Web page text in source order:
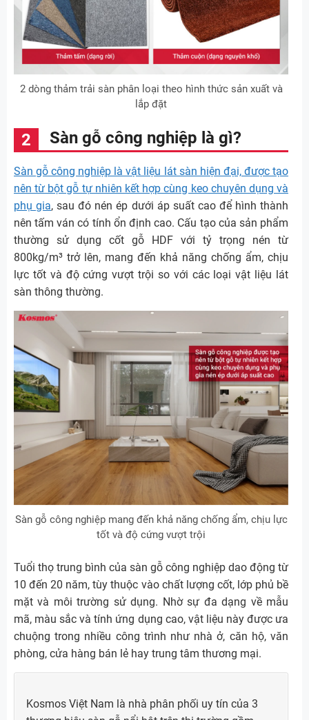
2 dòng thảm trải sàn phân loại theo hình thức sản xuất và
lắp đặt
Sàn gỗ công nghiệp là gì?
Sàn gỗ công nghiệp là vật liệu lát sàn hiện đại, được tạo
nên từ bột gỗ tự nhiên kết hợp cùng keo chuyên dụng và
phụ gia, sau đó nén ép dưới áp suất cao để hình thành
nên tấm ván có tính ổn định cao. Cấu tạo của sản phẩm
thường sử dụng cốt gỗ HDF với tỷ trọng nén từ
800kg/m³ trở lên, mang đến khả năng chống ẩm, chịu
lực tốt và độ cứng vượt trội so với các loại vật liệu lát
sàn thông thường.
Sàn gỗ công nghiệp mang đến khả năng chống ẩm, chịu lực
tốt và độ cứng vượt trội
Tuổi thọ trung bình của sàn gỗ công nghiệp dao động từ
10 đến 20 năm, tùy thuộc vào chất lượng cốt, lớp phủ bề
mặt và môi trường sử dụng. Nhờ sự đa dạng về mẫu
mã, màu sắc và tính ứng dụng cao, vật liệu này được ưa
chuộng trong nhiều công trình như nhà ở, căn hộ, văn
phòng, cửa hàng bán lẻ hay trung tâm thương mại.
Kosmos Việt Nam là nhà phân phối uy tín của 3